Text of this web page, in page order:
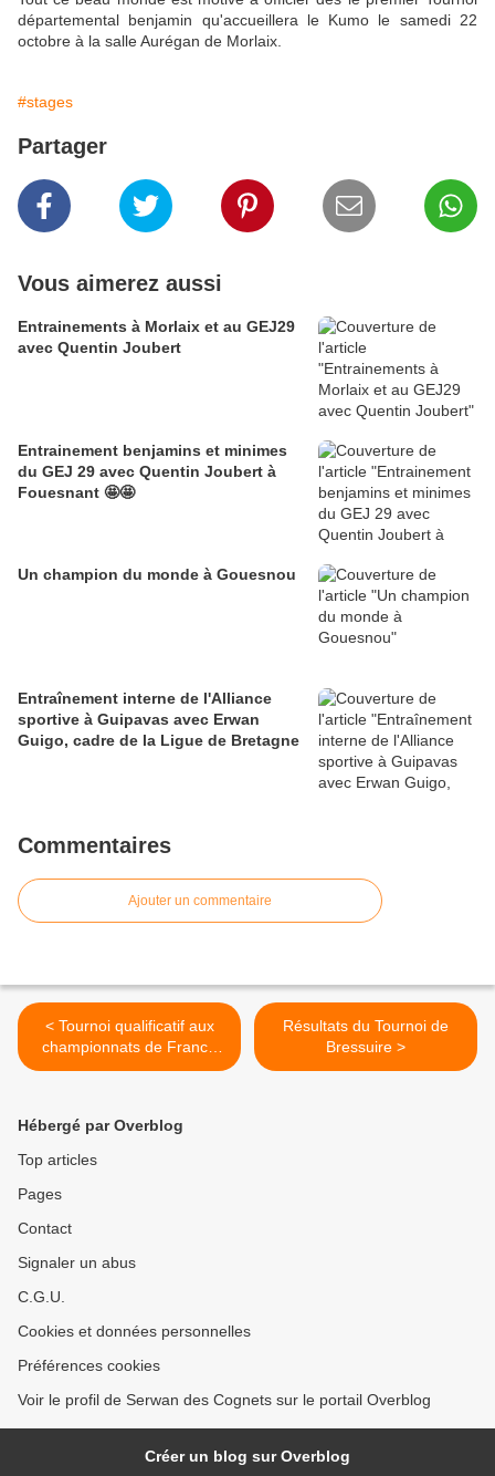
départemental benjamin qu'accueillera le Kumo le samedi 22
octobre à la salle Aurégan de Morlaix.
#stages
Partager
Vous aimerez aussi
Entrainements à Morlaix et au GEJ29
avec Quentin Joubert
Entrainement benjamins et minimes
du GEJ 29 avec Quentin Joubert à
Fouesnant 🤩🤩
Un champion du monde à Gouesnou
Entraînement interne de l'Alliance
sportive à Guipavas avec Erwan
Guigo, cadre de la Ligue de Bretagne
Commentaires
Ajouter un commentaire
< Tournoi qualificatif aux
championnats de France
Jujitsu combat et Ne Waza
Résultats du Tournoi de
Bressuire >
Hébergé par Overblog
Top articles
Pages
Contact
Signaler un abus
C.G.U.
Cookies et données personnelles
Préférences cookies
Voir le profil de Serwan des Cognets sur le portail Overblog
Créer un blog sur Overblog